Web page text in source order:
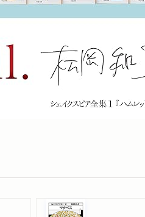
者が綴る『シェイクスピア全
結 人間肯定の劇 翻訳家の松岡